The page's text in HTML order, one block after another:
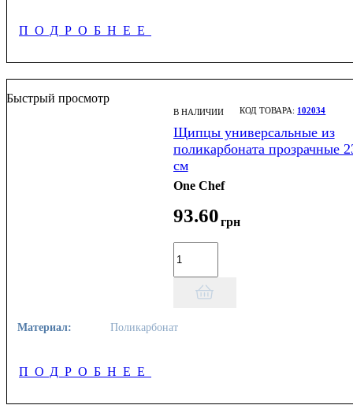
ПОДРОБНЕЕ
Быстрый просмотр
В НАЛИЧИИ 102034
Щипцы универсальные из
поликарбоната прозрачные
см
One Chef
93.60грн
Материал: Поликарбонат
ПОДРОБНЕЕ